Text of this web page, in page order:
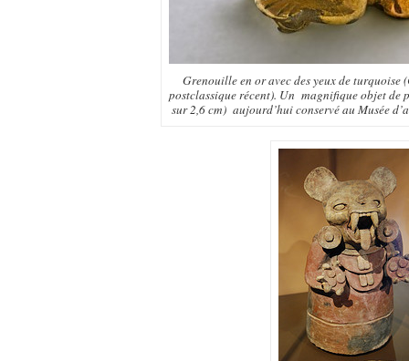
Grenouille en or avec des yeux de turquoise
postclassique récent). Un magnifique objet de
sur 2,6 cm) aujourd’hui conservé au Musée